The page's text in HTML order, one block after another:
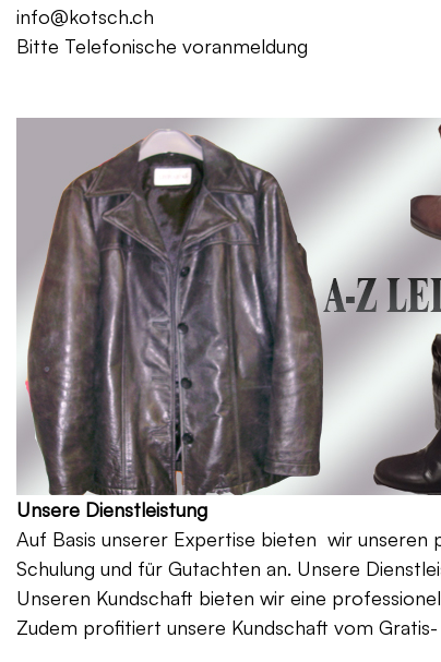
info@kotsch.ch
Bitte Telefonische voranmeldung
Gratis
Unsere Dienstleistung
Auf Basis unserer Expertise bieten wir unseren
Schulung und für Gutachten an. Unsere
Unseren Kundschaft bieten wir eine
Zudem profitiert unsere Kundschaft vom